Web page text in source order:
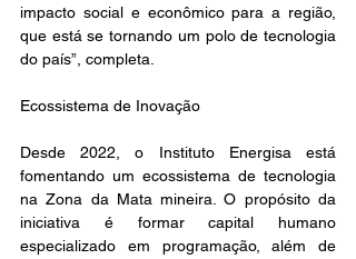
impacto social e econômico para a região,
que está se tornando um polo de tecnologia
do país”, completa.
Ecossistema de Inovação
Desde 2022, o Instituto Energisa está
fomentando um ecossistema de tecnologia
na Zona da Mata mineira. O propósito da
iniciativa é formar capital humano
especializado em programação, além de